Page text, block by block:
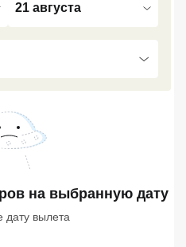
21 августа
на выбранную дату
дату вылета